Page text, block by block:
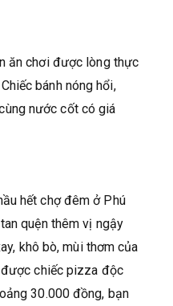
ăn chơi được lòng thực
bánh nóng hổi,
nước cốt có giá
hết chợ đêm ở Phú
quện thêm vị ngậy
khô bò, mùi thơm của
chiếc pizza độc
30.000 đồng, bạn